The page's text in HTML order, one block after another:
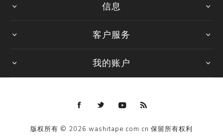
信息
客户服务
我的账户
版权所有 © 2026 washitape.com.cn 保留所有权利